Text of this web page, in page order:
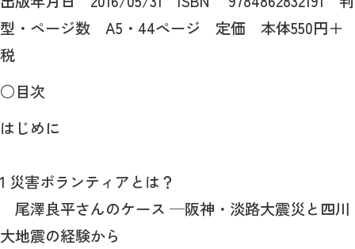
型・ページ数 A5・44ページ 定価 本体550円＋
税
○目次
はじめに
1 災害ボランティアとは？
尾澤良平さんのケース ─阪神・淡路大震災と四川
大地震の経験から